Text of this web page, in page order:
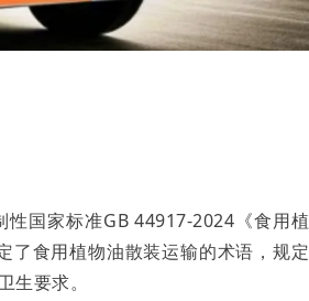
国家标准GB 44917-2024《食用植
了食用植物油散装运输的术语，规定
要求。